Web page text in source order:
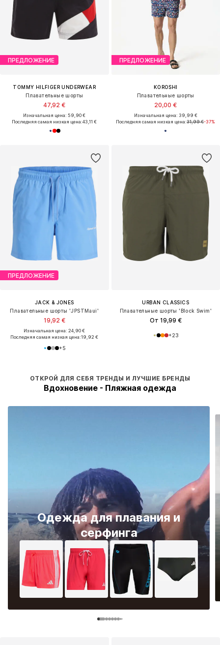
ПРЕДЛОЖЕНИЕ
TOMMY HILFIGER UNDERWEAR
Плавательные шорты
47,92 €
Изначальная цена: 59,90 €
Последняя самая низкая цена:43,11 €
ПРЕДЛОЖЕНИЕ
KOROSHI
Плавательные шорты
20,00 €
Изначальная цена: 39,99 €
Последняя самая низкая цена:31,99 €-37%
ПРЕДЛОЖЕНИЕ
JACK & JONES
Плавательные шорты 'JPSTMaui'
19,92 €
Изначальная цена: 24,90 €
Последняя самая низкая цена:19,92 €
+5
URBAN CLASSICS
Плавательные шорты 'Block Swim'
От 19,99 €
+23
ОТКРОЙ ДЛЯ СЕБЯ ТРЕНДЫ И ЛУЧШИЕ БРЕНДЫ
Вдохновение - Пляжная одежда
Одежда для плавания и
серфинга